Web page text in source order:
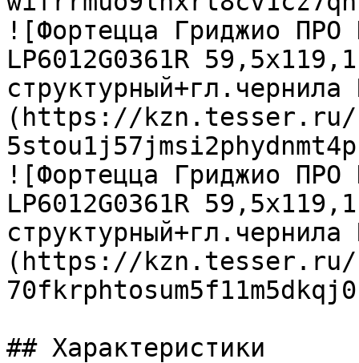
![Фортецца Гриджио ПРО
LP6012G0361R
(https://kzn.tesser.ru/
![Фортецца Гриджио ПРО
LP6012G0361R
(https://kzn.tesser.ru/
## Характеристики